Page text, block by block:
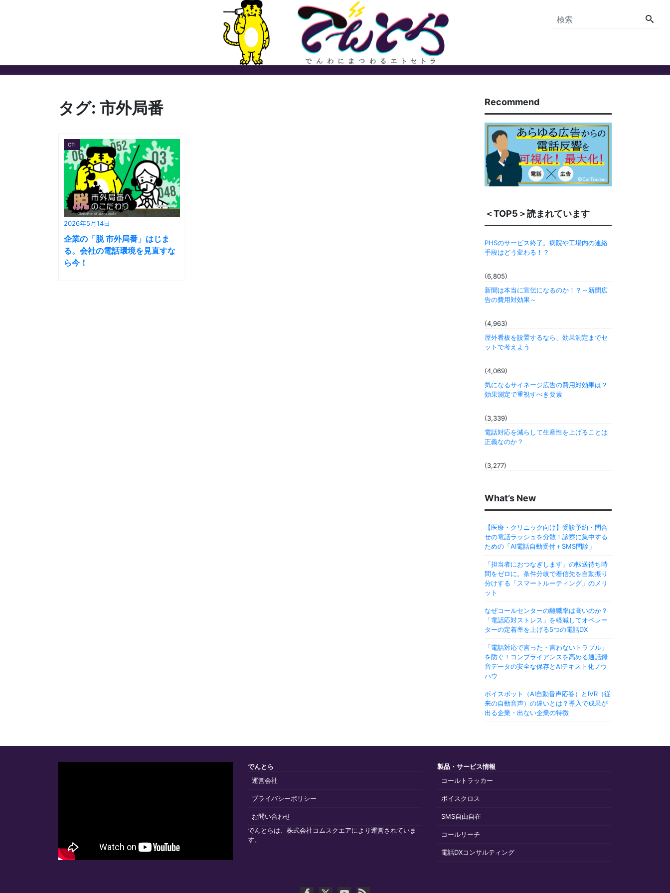
タグ: 市外局番
2026年5月14日
CTI
企業の「脱 市外局番」はじま
る。会社の電話環境を見直すな
ら今！
Recommend
＜TOP5＞読まれています
PHSのサービス終了。病院や工場内の連絡
手段はどう変わる！？
(6,805)
新聞は本当に宣伝になるのか！？～新聞広
告の費用対効果～
(4,963)
屋外看板を設置するなら、効果測定までセ
ットで考えよう
(4,069)
気になるサイネージ広告の費用対効果は？
効果測定で重視すべき要素
(3,339)
電話対応を減らして生産性を上げることは
正義なのか？
(3,277)
What’s New
【医療・クリニック向け】受診予約・問合
せの電話ラッシュを分散！診察に集中する
ための「AI電話自動受付＋SMS問診」
「担当者におつなぎします」の転送待ち時
間をゼロに。条件分岐で着信先を自動振り
分けする「スマートルーティング」のメリ
ット
なぜコールセンターの離職率は高いのか？
「電話応対ストレス」を軽減してオペレー
ターの定着率を上げる5つの電話DX
「電話対応で言った・言わないトラブル」
を防ぐ！コンプライアンスを高める通話録
音データの安全な保存とAIテキスト化ノウ
ハウ
ボイスボット（AI自動音声応答）とIVR（従
来の自動音声）の違いとは？導入で成果が
出る企業・出ない企業の特徴
でんとら
運営会社
プライバシーポリシー
お問い合わせ
でんとらは、株式会社コムスクエアにより運営されていま
す。
製品・サービス情報
コールトラッカー
ボイスクロス
SMS自由自在
コールリーチ
電話DXコンサルティング